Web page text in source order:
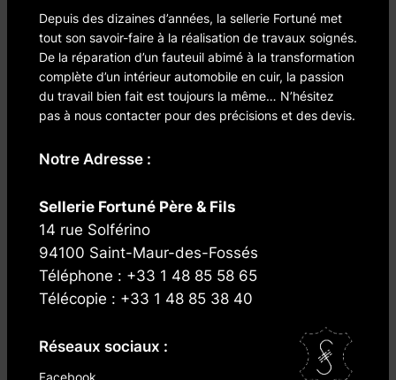
Depuis des dizaines d’années, la sellerie Fortuné met
tout son savoir-faire à la réalisation de travaux soignés.
De la réparation d’un fauteuil abimé à la transformation
complète d’un intérieur automobile en cuir, la passion
du travail bien fait est toujours la même… N’hésitez
pas à nous contacter pour des précisions et des devis.
Notre Adresse :
Sellerie Fortuné Père & Fils
14 rue Solférino
94100 Saint-Maur-des-Fossés
Téléphone : +33 1 48 85 58 65
Télécopie : +33 1 48 85 38 40
Réseaux sociaux :
Facebook